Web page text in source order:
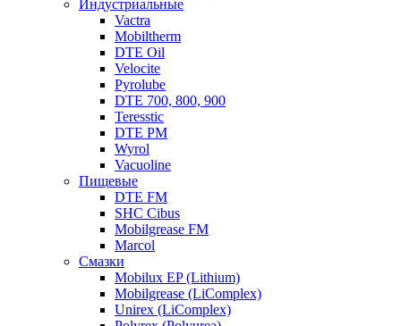
Индустриальные
Vactra
Mobiltherm
DTE Oil
Velocite
Pyrolube
DTE 700, 800, 900
Teresstic
DTE PM
Wyrol
Vacuoline
Пищевые
DTE FM
SHC Cibus
Mobilgrease FM
Marcol
Смазки
Mobilux EP (Lithium)
Mobilgrease (LiComplex)
Unirex (LiComplex)